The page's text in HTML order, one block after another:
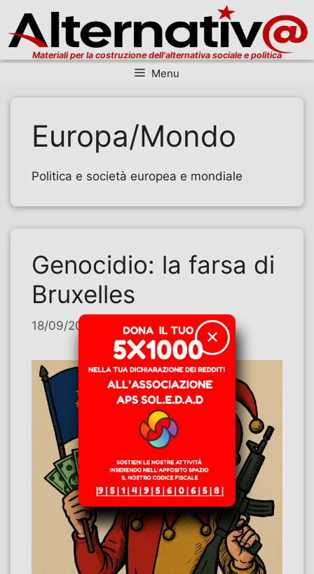
Materiali per la costruzione dell'alternativa sociale e politica
Menu
Europa/Mondo
Politica e società europea e mondiale
Genocidio: la farsa di
Bruxelles
18/09/2025 Marco Nesci
✕